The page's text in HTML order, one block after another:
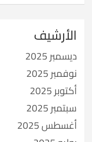
الأرشيف
ديسمبر 2025
نوفمبر 2025
أكتوبر 2025
سبتمبر 2025
أغسطس 2025